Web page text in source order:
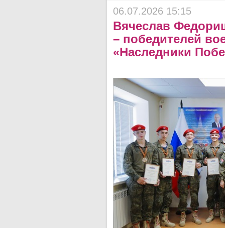
06.07.2026 15:15
Вячеслав
– победителей
«Наследники